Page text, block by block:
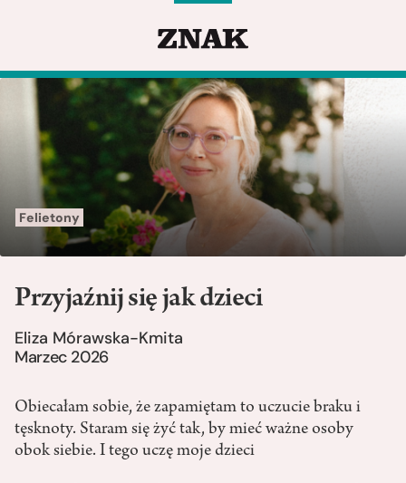
Felietony
Przyjaźnij się jak dzieci
Eliza Mórawska-Kmita
Marzec 2026
Obiecałam sobie, że zapamiętam to uczucie braku i
tęsknoty. Staram się żyć tak, by mieć ważne osoby
obok siebie. I tego uczę moje dzieci